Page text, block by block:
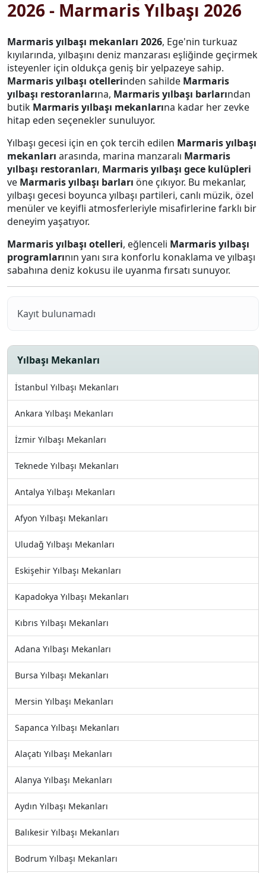
2026 - Marmaris Yılbaşı 2026
Marmaris yılbaşı mekanları 2026, Ege'nin turkuaz
kıyılarında, yılbaşını deniz manzarası eşliğinde geçirmek
isteyenler için oldukça geniş bir yelpazeye sahip.
Marmaris yılbaşı otellerinden sahilde Marmaris
yılbaşı restoranlarına, Marmaris yılbaşı barlarından
butik Marmaris yılbaşı mekanlarına kadar her zevke
hitap eden seçenekler sunuluyor.
Yılbaşı gecesi için en çok tercih edilen Marmaris yılbaşı
mekanları arasında, marina manzaralı Marmaris
yılbaşı restoranları, Marmaris yılbaşı gece kulüpleri
ve Marmaris yılbaşı barları öne çıkıyor. Bu mekanlar,
yılbaşı gecesi boyunca yılbaşı partileri, canlı müzik, özel
menüler ve keyifli atmosferleriyle misafirlerine farklı bir
deneyim yaşatıyor.
Marmaris yılbaşı otelleri, eğlenceli Marmaris yılbaşı
programlarının yanı sıra konforlu konaklama ve yılbaşı
sabahına deniz kokusu ile uyanma fırsatı sunuyor.
Kayıt bulunamadı
Yılbaşı Mekanları
İstanbul Yılbaşı Mekanları
Ankara Yılbaşı Mekanları
İzmir Yılbaşı Mekanları
Teknede Yılbaşı Mekanları
Antalya Yılbaşı Mekanları
Afyon Yılbaşı Mekanları
Uludağ Yılbaşı Mekanları
Eskişehir Yılbaşı Mekanları
Kapadokya Yılbaşı Mekanları
Kıbrıs Yılbaşı Mekanları
Adana Yılbaşı Mekanları
Bursa Yılbaşı Mekanları
Mersin Yılbaşı Mekanları
Sapanca Yılbaşı Mekanları
Alaçatı Yılbaşı Mekanları
Alanya Yılbaşı Mekanları
Aydın Yılbaşı Mekanları
Balıkesir Yılbaşı Mekanları
Bodrum Yılbaşı Mekanları